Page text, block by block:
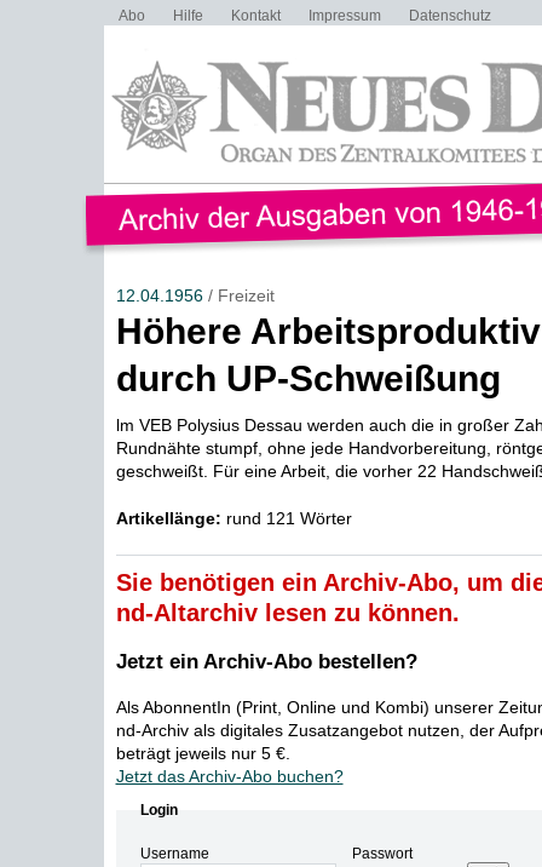
Abo Hilfe Kontakt Impressum Datenschutz
12.04.1956/ Freizeit
Höhere
durch UP-Schweißung
lm VEB Polysius Dessau werden auch die in großer
Rundnähte stumpf, ohne jede Handvorbereitung,
geschweißt. Für eine Arbeit, die vorher 22
Artikellänge: rund 121 Wörter
Sie benötigen ein Archiv-Abo, um
nd-Altarchiv lesen zu können.
Jetzt ein Archiv-Abo bestellen?
Als AbonnentIn (Print, Online und Kombi) unserer
nd-Archiv als digitales Zusatzangebot nutzen, der
beträgt jeweils nur 5 €.
Jetzt das Archiv-Abo buchen?
Login
Username Passwort